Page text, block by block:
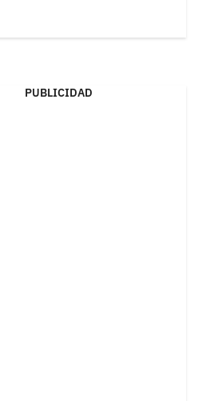
PUBLICIDAD